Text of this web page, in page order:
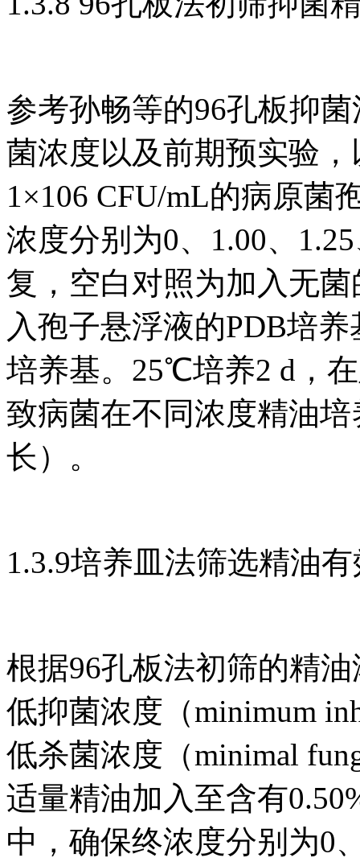
参考孙畅等的96孔板抑
菌浓度以及前期预实验
1×106 CFU/mL的病原菌
浓度分别为0、1.00、
复，空白对照为加入无
入孢子悬浮液的PDB培
培养基。25℃培养2 d，
致病菌在不同浓度精油
长）。
1.3.9培养皿法筛选精油
根据96孔板法初筛的精
低抑菌浓度（minimum
低杀菌浓度（minimal
适量精油加入至含有
中，确保终浓度分别为0